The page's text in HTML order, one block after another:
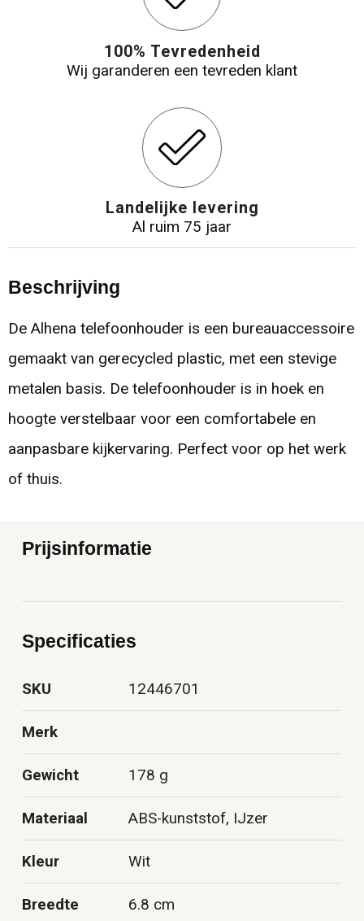
100% Tevredenheid
Wij garanderen een tevreden klant
Landelijke levering
Al ruim 75 jaar
Beschrijving
De Alhena telefoonhouder is een bureauaccessoire
gemaakt van gerecycled plastic, met een stevige
metalen basis. De telefoonhouder is in hoek en
hoogte verstelbaar voor een comfortabele en
aanpasbare kijkervaring. Perfect voor op het werk
of thuis.
Prijsinformatie
Specificaties
SKU 12446701
Merk
Gewicht 178 g
Materiaal ABS-kunststof, IJzer
Kleur Wit
Breedte 6.8 cm